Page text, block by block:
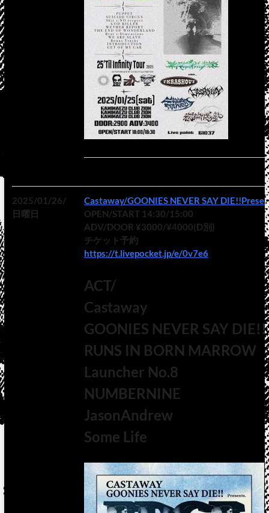
2025/01/26/
日曜日
Castaway/GOONIES NEVER SAY
OPEN/START 14:30/15:00
ADV/DOOR ¥3000/¥4000(D別)
チケット予約
https://t.livepocket.jp/e/0v7e6
ACT/
Castaway
GOONIES NEVER SAY DIE!!
RUNS IN BORN MARROW
Launcher No.8
NUMBERNINE
JasonAndrew
Some Life